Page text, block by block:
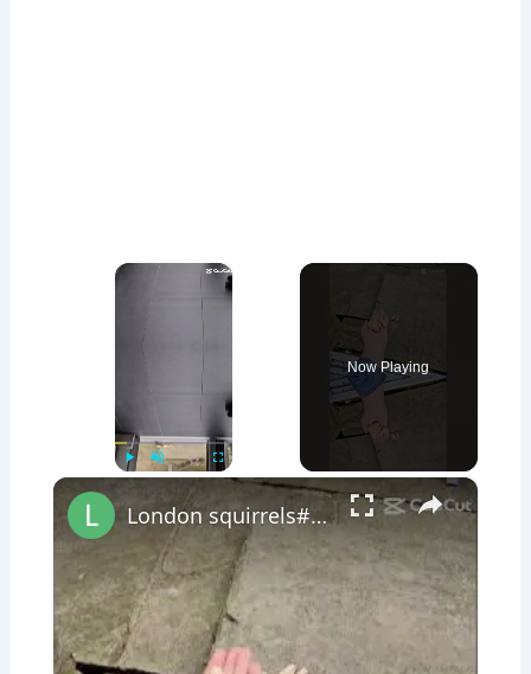
×
Fullscreen
Now Playing
×
London squirrels#london #londonwithkasia #londonsquirrel #squirrel #lovelondon